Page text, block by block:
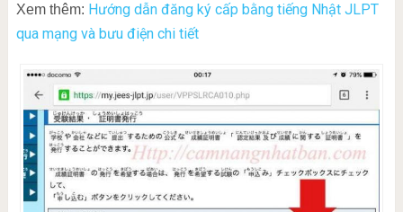
Xem thêm: Hướng dẫn đăng ký cấp bằng tiếng Nhật JLPT
qua mạng và bưu điện chi tiết